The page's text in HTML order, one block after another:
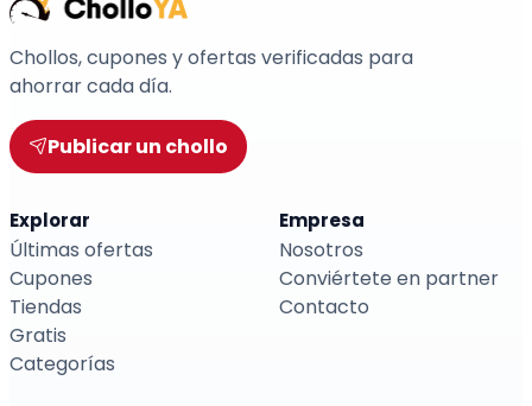
Chollos, cupones y ofertas verificadas para
ahorrar cada día.
Publicar un chollo
Explorar
Últimas ofertas
Cupones
Tiendas
Gratis
Categorías
Empresa
Nosotros
Conviértete en partner
Contacto